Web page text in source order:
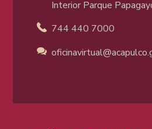
Interior Parque
744 440 7000
oficinavirtual@acapulco